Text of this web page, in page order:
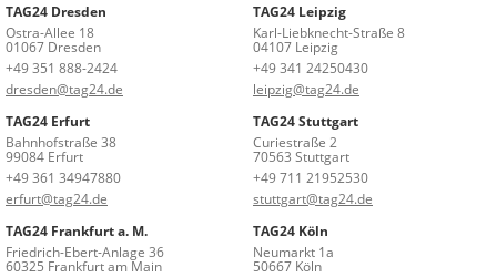
TAG24 Dresden
Ostra-Allee 18
01067 Dresden
+49 351 888-2424
dresden@tag24.de
TAG24 Leipzig
Karl-Liebknecht-Straße 8
04107 Leipzig
+49 341 24250430
leipzig@tag24.de
TAG24 Erfurt
Bahnhofstraße 38
99084 Erfurt
+49 361 34947880
erfurt@tag24.de
TAG24 Stuttgart
Curiestraße 2
70563 Stuttgart
+49 711 21952530
stuttgart@tag24.de
TAG24 Frankfurt a. M.
Friedrich-Ebert-Anlage 36
60325 Frankfurt am Main
TAG24 Köln
Neumarkt 1a
50667 Köln